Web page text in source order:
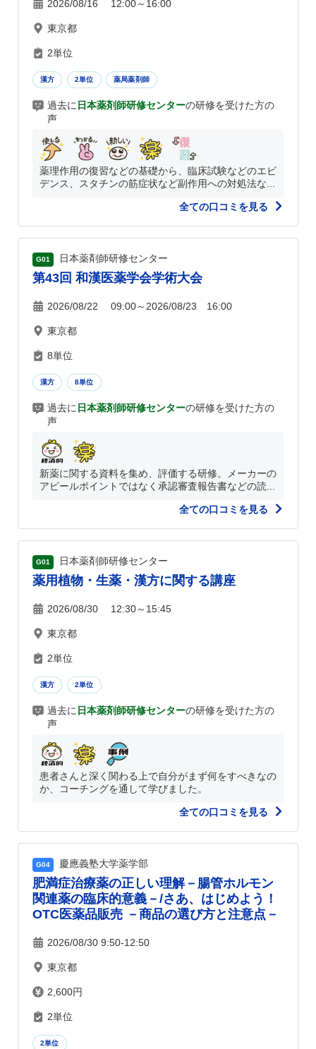
2026/08/16 12:00～16:00
東京都
2単位
漢方 2単位 薬局薬剤師
過去に 日本薬剤師研修センターの研修を受けた方の
声
薬理作用の復習などの基礎から、臨床試験などのエビ
デンス、スタチンの筋症状など副作用への対処法な...
全ての口コミを見る
G01 日本薬剤師研修センター
第43回 和漢医薬学会学術大会
2026/08/22 09:00～2026/08/23 16:00
東京都
8単位
漢方 8単位
過去に 日本薬剤師研修センターの研修を受けた方の
声
新薬に関する資料を集め、評価する研修。メーカーの
アピールポイントではなく承認審査報告書などの読...
全ての口コミを見る
G01 日本薬剤師研修センター
薬用植物・生薬・漢方に関する講座
2026/08/30 12:30～15:45
東京都
2単位
漢方 2単位
過去に 日本薬剤師研修センターの研修を受けた方の
声
患者さんと深く関わる上で自分がまず何をすべきなの
か、コーチングを通して学びました。
全ての口コミを見る
G04 慶應義塾大学薬学部
肥満症治療薬の正しい理解－腸管ホルモン
関連薬の臨床的意義－/さあ、はじめよう！
OTC医薬品販売 －商品の選び方と注意点－
2026/08/30 9:50-12:50
東京都
2,600円
2単位
2単位